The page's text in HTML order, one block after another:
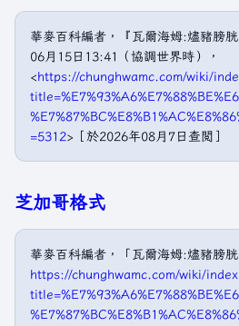
華麥百科編者，『瓦爾海姆:燼豬膀胱
06月15日13:41（協調世界時），
<https://chunghwamc.com/wiki/
=5312>［於2026年08月7日查閲］
芝加哥格式
華麥百科編者，「瓦爾海姆:燼豬膀胱
https://chunghwamc.com/wiki/